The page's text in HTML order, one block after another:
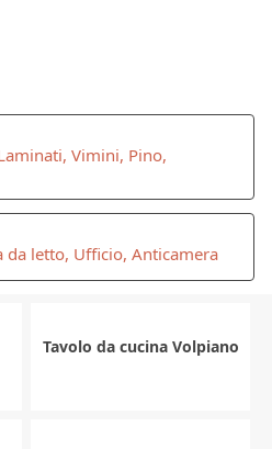
Vimini, Pino,
da letto, Ufficio, Anticamera
Tavolo da cucina Volpiano